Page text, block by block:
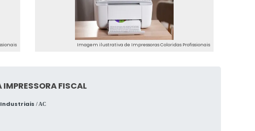
sustentabilidade são três áreas em que essas
uma escolha ideal para ambientes de trabalho
principais vantagens ao usar impressoras
importantes e materiais de marketing.
Imagem ilustrativa de Impressoras Coloridas Profissionais
IMPRESSORA FISCAL
Industriais / AC